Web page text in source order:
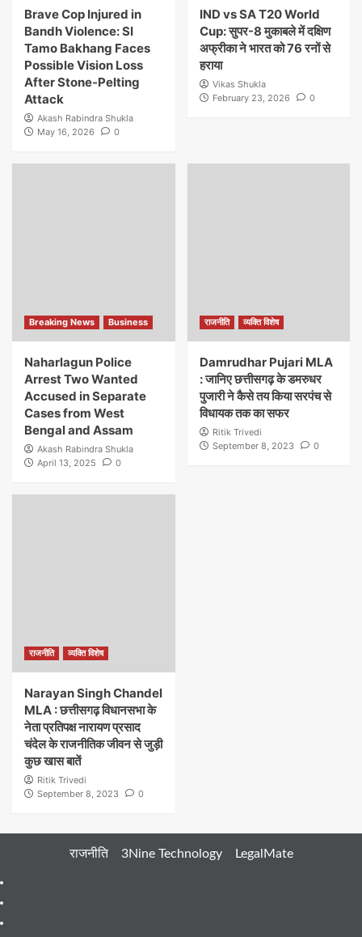
Brave Cop Injured in
Bandh Violence: SI
Tamo Bakhang Faces
Possible Vision Loss
After Stone-Pelting
Attack
Akash Rabindra Shukla
May 16, 2026
0
IND vs SA T20 World
Cup: सुपर-8 मुकाबले में दक्षिण
अफ्रीका ने भारत को 76 रनों से
हराया
Vikas Shukla
February 23, 2026
0
Breaking News Business
Naharlagun Police
Arrest Two Wanted
Accused in Separate
Cases from West
Bengal and Assam
Akash Rabindra Shukla
April 13, 2025
0
राजनीति व्यक्ति विशेष
Damrudhar Pujari MLA
: जानिए छत्तीसगढ़ के डमरुधर
पुजारी ने कैसे तय किया सरपंच से
विधायक तक का सफर
Ritik Trivedi
September 8, 2023
0
राजनीति व्यक्ति विशेष
Narayan Singh Chandel
MLA : छत्तीसगढ़ विधानसभा के
नेता प्रतिपक्ष नारायण प्रसाद
चंदेल के राजनीतिक जीवन से जुड़ी
कुछ खास बातें
Ritik Trivedi
September 8, 2023
0
राजनीति 3Nine Technology LegalMate